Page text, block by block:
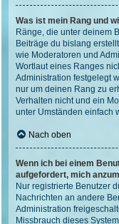
Was ist mein Rang und
Ränge, die unter deinem
Beiträge du bislang
wie Moderatoren und
Wortlaut eines Ranges
Administration festgelegt
nur um deinen Rang zu
Verhalten nicht und ein
unter Umständen einfach
Nach oben
Wenn ich bei einem
aufgefordert, mich
Nur registrierte Benutzer
Nachrichten an andere
Administration
Missbrauch dieses